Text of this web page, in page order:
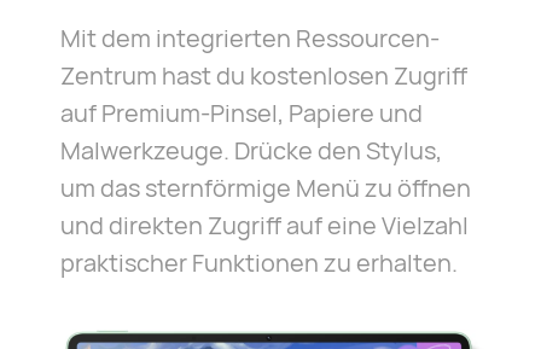
Mit dem integrierten Ressourcen-
Zentrum hast du kostenlosen Zugriff
auf Premium-Pinsel, Papiere und
Malwerkzeuge. Drücke den Stylus,
um das sternförmige Menü zu öffnen
und direkten Zugriff auf eine Vielzahl
praktischer Funktionen zu erhalten.